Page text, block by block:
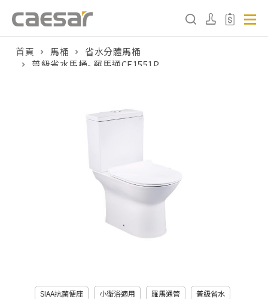
販賣中商品
首頁 馬桶
省水分體馬桶
普級省水馬桶- 羅馬通CF1551P
SIAA抗菌便座 小衛浴適用 羅馬通管 普級省水